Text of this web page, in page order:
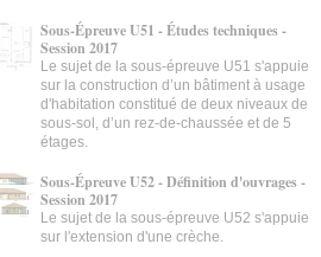
Sous-Épreuve U51 - Études techniques -
Session 2017
Le sujet de la sous-épreuve U51 s'appuie
sur la construction d’un bâtiment à usage
d'habitation constitué de deux niveaux de
sous-sol, d’un rez-de-chaussée et de 5
étages.
Sous-Épreuve U52 - Définition d'ouvrages -
Session 2017
Le sujet de la sous-épreuve U52 s'appuie
sur l'extension d'une crèche.